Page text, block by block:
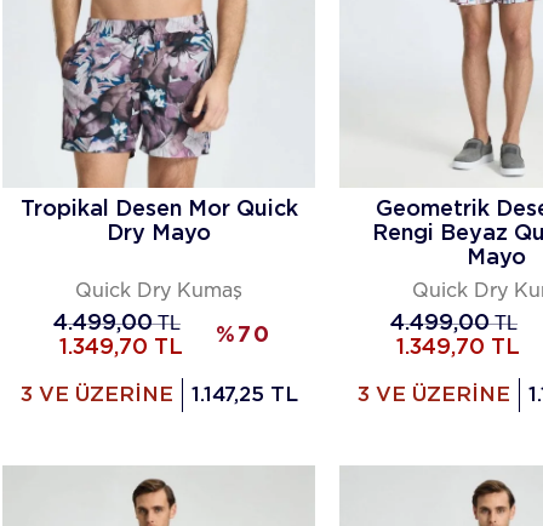
Tropikal Desen Mor Quick
Dry Mayo
Quick Dry Kumaş
4.499,00TL
1.349,70 TL
% 70
3 VE ÜZERİNE 1.147,25 TL
Geometrik
Rengi Beyaz
Mayo
Quick Dry
4.499,00TL
1.349,70 TL
3 VE ÜZERİNE